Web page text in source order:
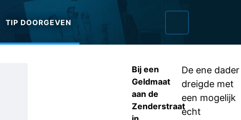
TIP DOORGEVEN
Bij een
Geldmaat
aan de
Zenderstraat
De ene dader
dreigde met
een mogelijk
echt